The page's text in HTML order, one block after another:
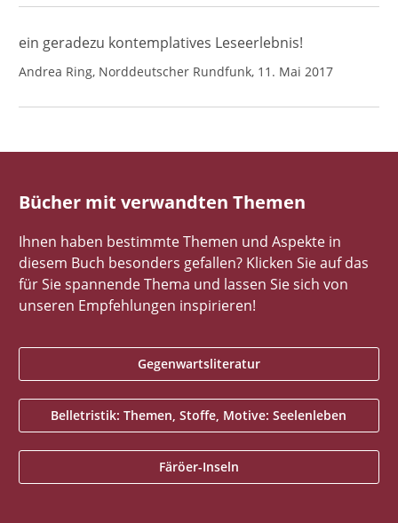
ein geradezu kontemplatives Leseerlebnis!
Andrea Ring, Norddeutscher Rundfunk, 11. Mai 2017
Bücher mit verwandten Themen
Ihnen haben bestimmte Themen und Aspekte in
diesem Buch besonders gefallen? Klicken Sie auf das
für Sie spannende Thema und lassen Sie sich von
unseren Empfehlungen inspirieren!
Gegenwartsliteratur
Belletristik: Themen, Stoffe, Motive: Seelenleben
Färöer-Inseln